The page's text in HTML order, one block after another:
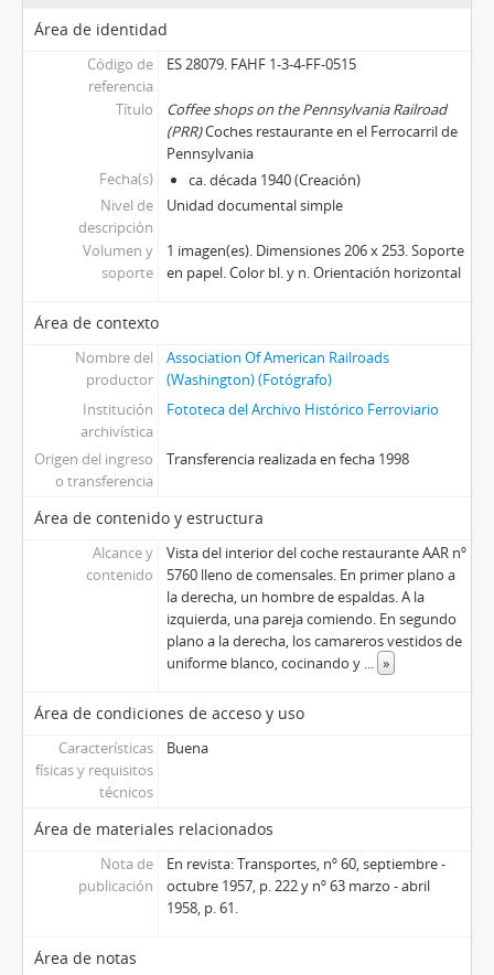
Área de identidad
Código de
referencia
ES 28079. FAHF 1-3-4-FF-0515
Título
Coffee shops on the Pennsylvania Railroad
(PRR)Coches restaurante en el Ferrocarril de
Pennsylvania
Fecha(s)
ca. década 1940 (Creación)
Nivel de
descripción
Unidad documental simple
Volumen y
soporte
1 imagen(es). Dimensiones 206 x 253. Soporte
en papel. Color bl. y n. Orientación horizontal
Área de contexto
Nombre del
productor
Association Of American Railroads
(Washington) (Fotógrafo)
Institución
archivística
Fototeca del Archivo Histórico Ferroviario
Origen del ingreso
o transferencia
Transferencia realizada en fecha 1998
Área de contenido y estructura
Alcance y
contenido
Vista del interior del coche restaurante AAR nº
5760 lleno de comensales. En primer plano a
la derecha, un hombre de espaldas. A la
izquierda, una pareja comiendo. En segundo
plano a la derecha, los camareros vestidos de
uniforme blanco, cocinando y ... »
Área de condiciones de acceso y uso
Características
físicas y requisitos
técnicos
Buena
Área de materiales relacionados
Nota de
publicación
En revista: Transportes, nº 60, septiembre -
octubre 1957, p. 222 y nº 63 marzo - abril
1958, p. 61.
Área de notas